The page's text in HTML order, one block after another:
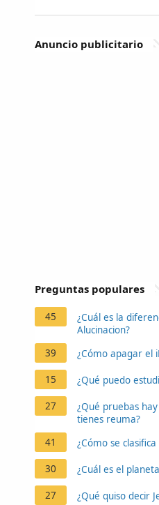
Anuncio publicitario
Preguntas populares
45
¿Cuál es la
Alucinacion?
39
¿Cómo apagar el
15 ¿Qué puedo
27
¿Qué pruebas
tienes reuma?
41
¿Cómo se
30 ¿Cuál es el
27 ¿Qué quiso decir